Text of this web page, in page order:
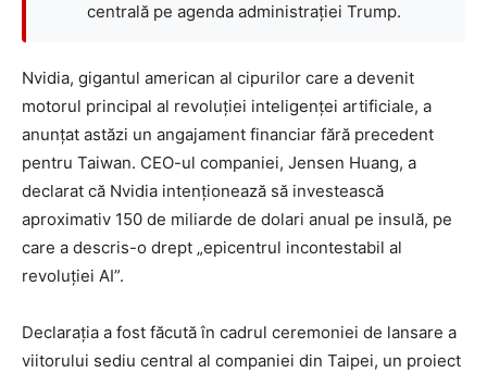
centrală pe agenda administrației Trump.
Nvidia, gigantul american al cipurilor care a devenit
motorul principal al revoluției inteligenței artificiale, a
anunțat astăzi un angajament financiar fără precedent
pentru Taiwan. CEO-ul companiei, Jensen Huang, a
declarat că Nvidia intenționează să investească
aproximativ 150 de miliarde de dolari anual pe insulă, pe
care a descris-o drept „epicentrul incontestabil al
revoluției AI”.
Declarația a fost făcută în cadrul ceremoniei de lansare a
viitorului sediu central al companiei din Taipei, un proiect